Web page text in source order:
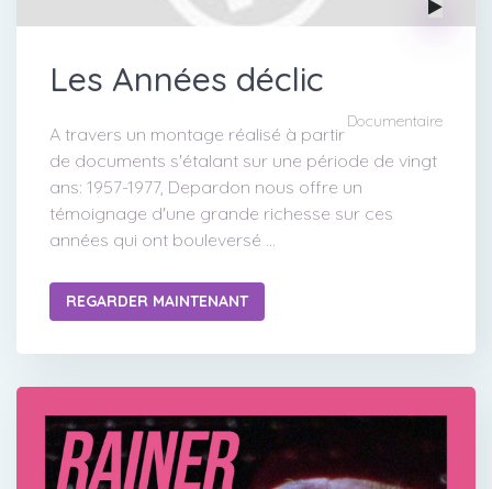
Les Années déclic
Documentaire
A travers un montage réalisé à partir
de documents s'étalant sur une période de vingt
ans: 1957-1977, Depardon nous offre un
témoignage d'une grande richesse sur ces
années qui ont bouleversé ...
REGARDER MAINTENANT